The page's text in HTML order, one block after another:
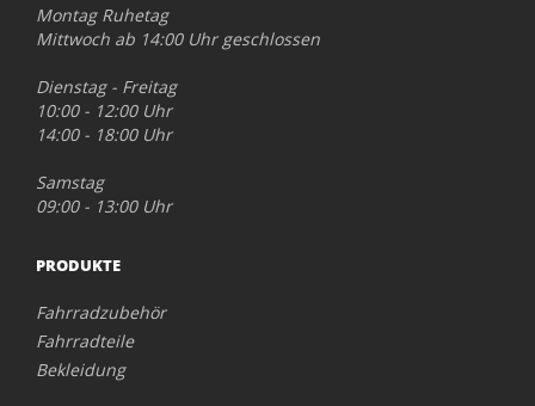
Montag Ruhetag
Mittwoch ab 14:00 Uhr geschlossen
Dienstag - Freitag
10:00 - 12:00 Uhr
14:00 - 18:00 Uhr
Samstag
09:00 - 13:00 Uhr
PRODUKTE
Fahrradzubehör
Fahrradteile
Bekleidung